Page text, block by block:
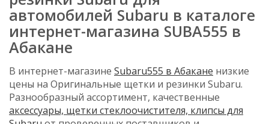
автомобилей Subaru в каталоге
интернет-магазина SUBA555 в
Абакане
В интернет-магазине Subaru555 в Абакане низкие
цены на Оригинальные щетки и резинки Subaru.
Разнообразный ассортимент, качественные
аксессуары, щетки стеклоочистителя, клипсы для